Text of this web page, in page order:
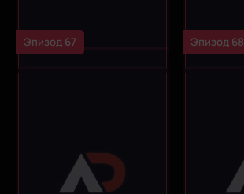
Эпизод 67 Эпизод 68